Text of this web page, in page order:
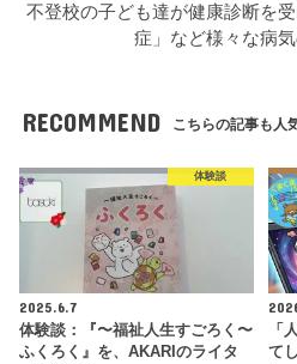
不登校の子ども達が健康診断を
症」など様々な病
RECOMMEND こちらの記事も人
体験談
2025.6.7
体験談：『〜福祉人生すごろく〜
ふくろく』を、AKARIのライタ
「
て